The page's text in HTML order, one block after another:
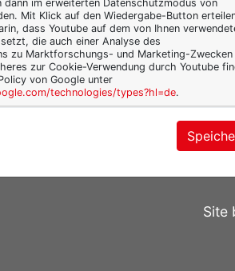
prima!
wohl
mehr
Site
dann im erweiterten Datenschutzmodus von
Mit Klick auf den Wiedergabe-Button
dass Youtube auf dem von Ihnen
die auch einer Analyse des
zu Marktforschungs- und Marketing-Zwecken
zur Cookie-Verwendung durch Youtube
von Google unter
technologies/types?hl=de.